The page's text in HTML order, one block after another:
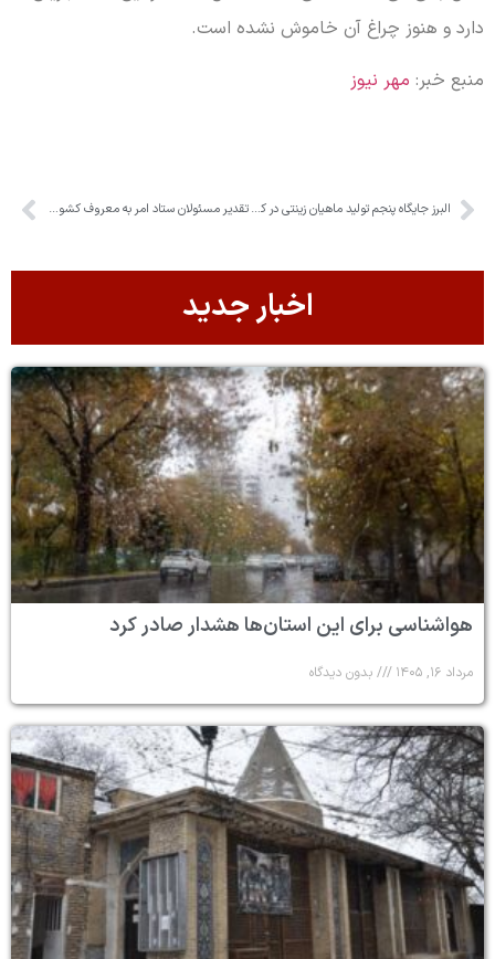
دارد و هنوز چراغ آن خاموش نشده است.
منبع خبر: مهر نیوز
البرز جایگاه پنجم تولید ماهیان زینتی در کشور را به خود اختصاص داده است تقدیر مسئولان ستاد امر به معروف کشور از آیت‌الله حسینی‌ همدانی
اخبار جدید
هواشناسی برای این استان‌ها هشدار صادر کرد
مرداد ۱۶, ۱۴۰۵ بدون دیدگاه